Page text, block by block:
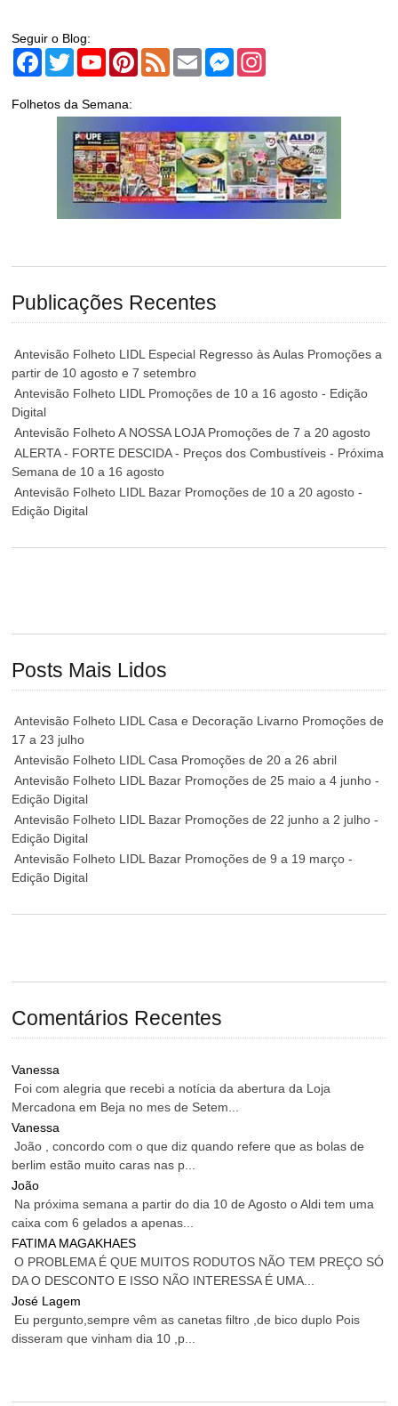
Seguir o Blog:
Facebook
TwitterYouTubePinterest
Feed Email Messenger
Folhetos da Semana:
Publicações Recentes
Antevisão Folheto LIDL Especial Regresso às Aulas Promoções a
partir de 10 agosto e 7 setembro
Antevisão Folheto LIDL Promoções de 10 a 16 agosto - Edição
Digital
Antevisão Folheto A NOSSA LOJA Promoções de 7 a 20 agosto
ALERTA - FORTE DESCIDA - Preços dos Combustíveis - Próxima
Semana de 10 a 16 agosto
Antevisão Folheto LIDL Bazar Promoções de 10 a 20 agosto -
Edição Digital
Posts Mais Lidos
Antevisão Folheto LIDL Casa e Decoração Livarno Promoções de
17 a 23 julho
Antevisão Folheto LIDL Casa Promoções de 20 a 26 abril
Antevisão Folheto LIDL Bazar Promoções de 25 maio a 4 junho -
Edição Digital
Antevisão Folheto LIDL Bazar Promoções de 22 junho a 2 julho -
Edição Digital
Antevisão Folheto LIDL Bazar Promoções de 9 a 19 março -
Edição Digital
Comentários Recentes
Vanessa
Foi com alegria que recebi a notícia da abertura da Loja
Mercadona em Beja no mes de Setem...
Vanessa
João , concordo com o que diz quando refere que as bolas de
berlim estão muito caras nas p...
João
Na próxima semana a partir do dia 10 de Agosto o Aldi tem uma
caixa com 6 gelados a apenas...
FATIMA MAGAKHAES
O PROBLEMA É QUE MUITOS RODUTOS NÃO TEM PREÇO SÓ
DA O DESCONTO E ISSO NÃO INTERESSA É UMA...
José Lagem
Eu pergunto,sempre vêm as canetas filtro ,de bico duplo Pois
disseram que vinham dia 10 ,p...